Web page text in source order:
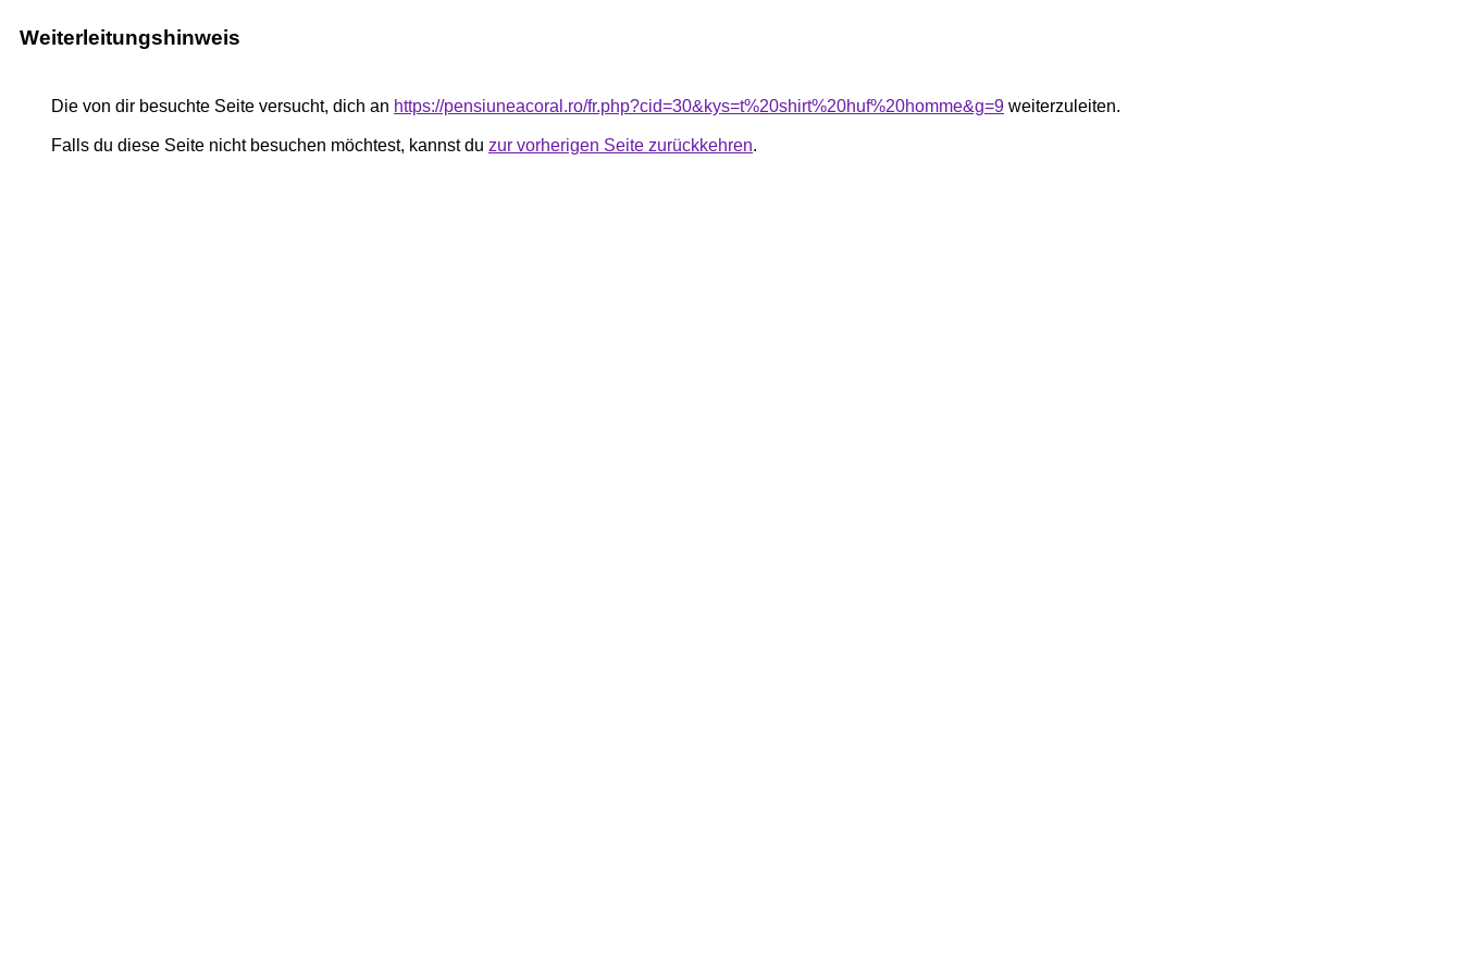
Weiterleitungshinweis
Die von dir besuchte Seite versucht, dich an https://pensiuneacoral.ro/fr.php?cid=30&kys=t%20shirt%20huf%20homme&g=9 weiterzuleiten.
Falls du diese Seite nicht besuchen möchtest, kannst du zur vorherigen Seite zurückkehren.